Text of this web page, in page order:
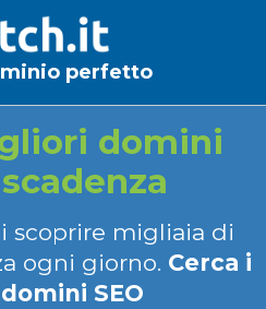
perfetto
domini
scoprire migliaia di
ogni giorno. Cerca i
SEO